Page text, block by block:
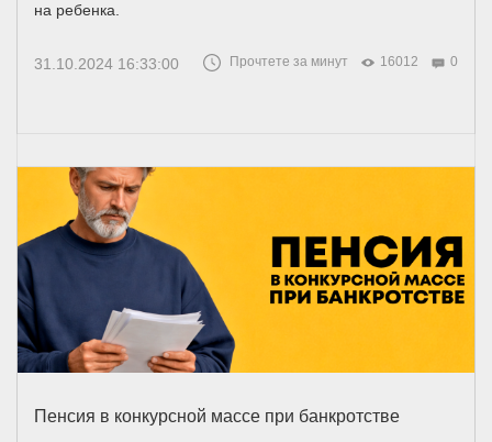
на ребенка.
31.10.2024 16:33:00 Прочтете за минут 16012 0
Пенсия в конкурсной массе при банкротстве